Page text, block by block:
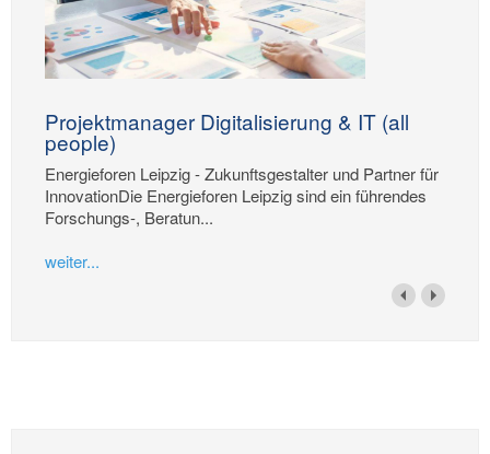
Projektmanager Digitalisierung & IT (all
people)
Energieforen Leipzig - Zukunftsgestalter und Partner für
InnovationDie Energieforen Leipzig sind ein führendes
Forschungs-, Beratun...
weiter...